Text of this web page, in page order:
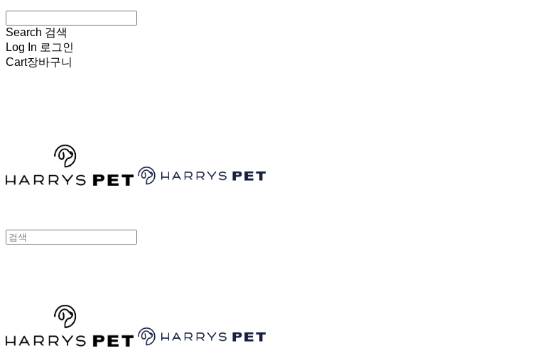
Search 검색
Log In 로그인
Cart장바구니